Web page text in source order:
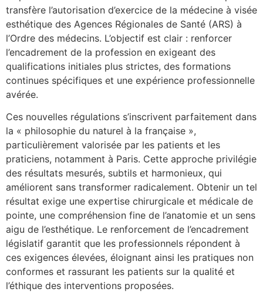
transfère l’autorisation d’exercice de la médecine à visée
esthétique des Agences Régionales de Santé (ARS) à
l’Ordre des médecins. L’objectif est clair : renforcer
l’encadrement de la profession en exigeant des
qualifications initiales plus strictes, des formations
continues spécifiques et une expérience professionnelle
avérée.
Ces nouvelles régulations s’inscrivent parfaitement dans
la « philosophie du naturel à la française »,
particulièrement valorisée par les patients et les
praticiens, notamment à Paris. Cette approche privilégie
des résultats mesurés, subtils et harmonieux, qui
améliorent sans transformer radicalement. Obtenir un tel
résultat exige une expertise chirurgicale et médicale de
pointe, une compréhension fine de l’anatomie et un sens
aigu de l’esthétique. Le renforcement de l’encadrement
législatif garantit que les professionnels répondent à
ces exigences élevées, éloignant ainsi les pratiques non
conformes et rassurant les patients sur la qualité et
l’éthique des interventions proposées.